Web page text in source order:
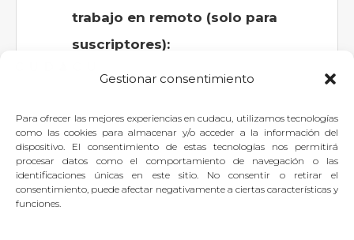
Gestionar consentimiento
Para ofrecer las mejores experiencias en cudacu, utilizamos tecnologías
como las cookies para almacenar y/o acceder a la información del
dispositivo. El consentimiento de estas tecnologías nos permitirá
procesar datos como el comportamiento de navegación o las
identificaciones únicas en este sitio. No consentir o retirar el
consentimiento, puede afectar negativamente a ciertas características y
funciones.
trabajo en remoto (solo para
suscriptores):
Si quieres dejar tu pregunta para
el experto, puedesidentificarteo
suscribirte.